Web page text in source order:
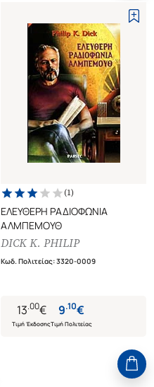
(1)
ΕΛΕΥΘΕΡΗ ΡΑΔΙΟΦΩΝΙΑ
ΑΛΜΠΕΜΟΥΘ
DICK K. PHILIP
Κωδ. Πολιτείας:3320-0009
13.00€
Τιμή Έκδοσης
9.10€
Τιμή Πολιτείας